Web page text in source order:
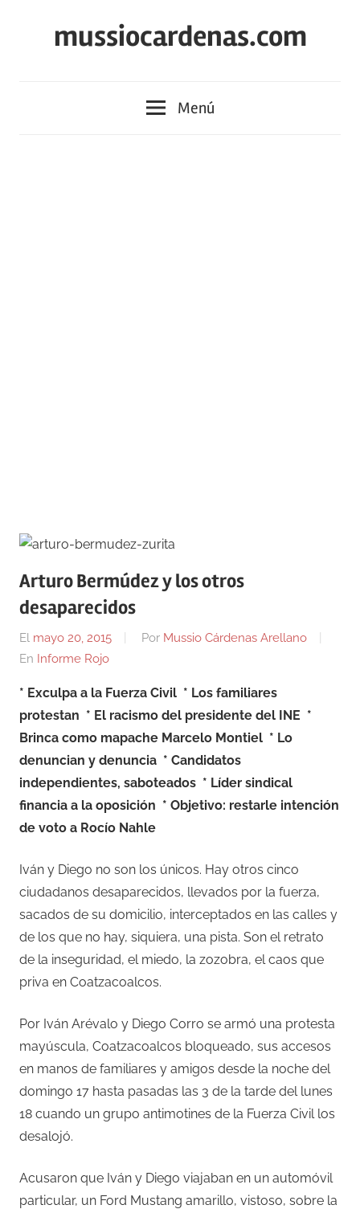
mussiocardenas.com
Menú
Arturo Bermúdez y los otros
desaparecidos
El mayo 20, 2015 Por Mussio Cárdenas Arellano
En Informe Rojo
* Exculpa a la Fuerza Civil * Los familiares
protestan * El racismo del presidente del INE *
Brinca como mapache Marcelo Montiel * Lo
denuncian y denuncia * Candidatos
independientes, saboteados * Líder sindical
financia a la oposición * Objetivo: restarle intención
de voto a Rocío Nahle
Iván y Diego no son los únicos. Hay otros cinco
ciudadanos desaparecidos, llevados por la fuerza,
sacados de su domicilio, interceptados en las calles y
de los que no hay, siquiera, una pista. Son el retrato
de la inseguridad, el miedo, la zozobra, el caos que
priva en Coatzacoalcos.
Por Iván Arévalo y Diego Corro se armó una protesta
mayúscula, Coatzacoalcos bloqueado, sus accesos
en manos de familiares y amigos desde la noche del
domingo 17 hasta pasadas las 3 de la tarde del lunes
18 cuando un grupo antimotines de la Fuerza Civil los
desalojó.
Acusaron que Iván y Diego viajaban en un automóvil
particular, un Ford Mustang amarillo, vistoso, sobre la